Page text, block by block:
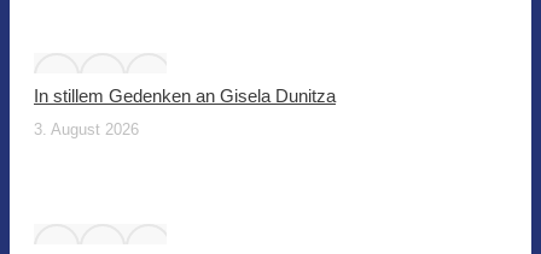
In stillem Gedenken an Gisela Dunitza
3. August 2026